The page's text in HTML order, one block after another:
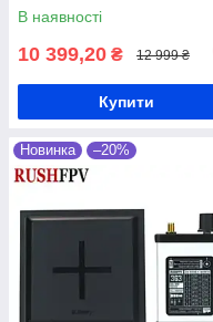
В наявності
10 399,20 ₴ 12 999 ₴
Купити
Новинка –20%